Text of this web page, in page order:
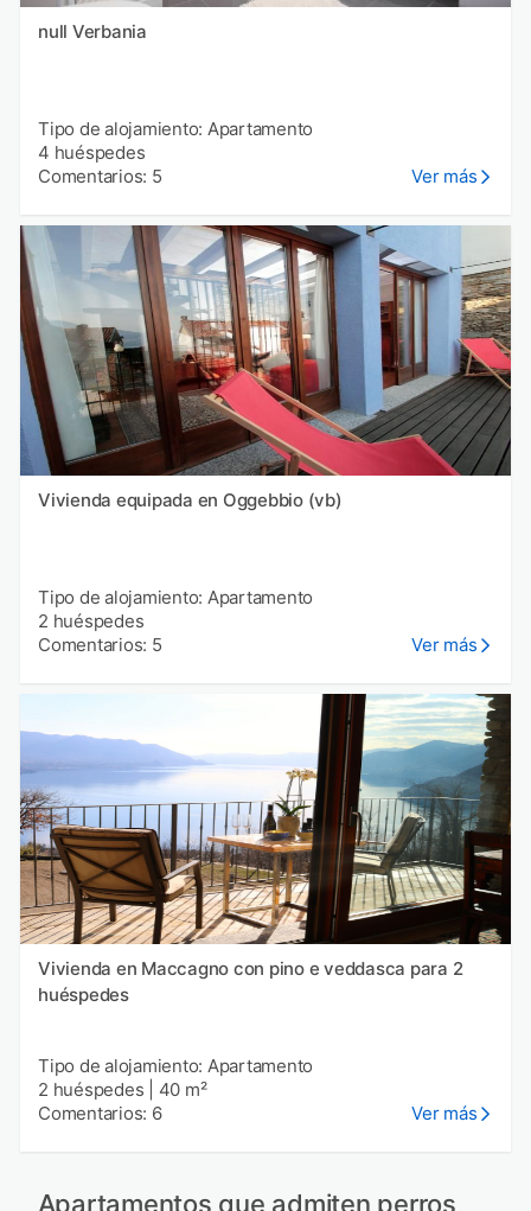
null Verbania
Tipo de alojamiento: Apartamento
4 huéspedes
Comentarios: 5
Ver más
Vivienda equipada en Oggebbio (vb)
Tipo de alojamiento: Apartamento
2 huéspedes
Comentarios: 5
Ver más
Vivienda en Maccagno con pino e veddasca para 2
huéspedes
Tipo de alojamiento: Apartamento
2 huéspedes
40 m²
Comentarios: 6
Ver más
Apartamentos que admiten perros